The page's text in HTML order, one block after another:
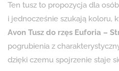
Ten tusz to propozycja dla
i jednocześnie szukają koloru,
Avon Tusz do rzęs Euforia –
pogrubienia z
dzięki czemu spojrzenie staje